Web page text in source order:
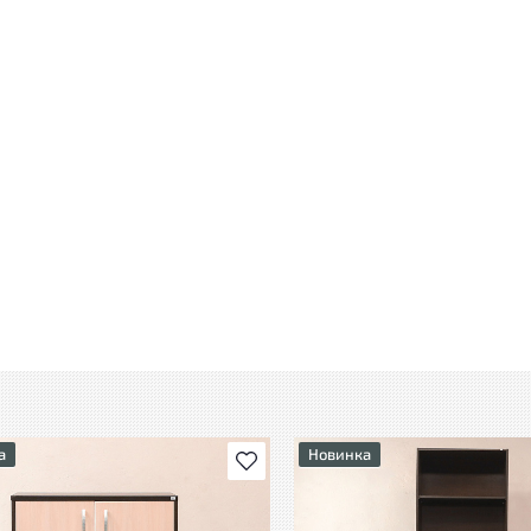
В избранноеНовинка